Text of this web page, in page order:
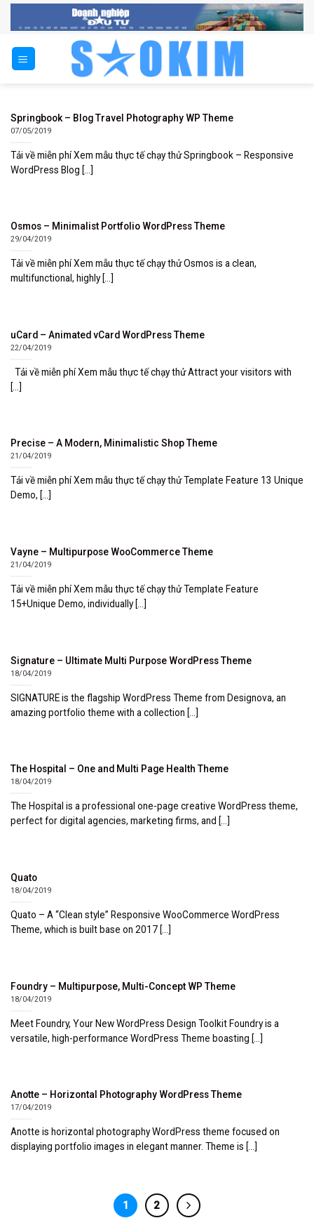
content
Springbook – Blog Travel Photography WP Theme
07/05/2019
Tải về miễn phí Xem mẫu thực tế chạy thử Springbook – Responsive
WordPress Blog [...]
Osmos – Minimalist Portfolio WordPress Theme
29/04/2019
Tải về miễn phí Xem mẫu thực tế chạy thử Osmos is a clean,
multifunctional, highly [...]
uCard – Animated vCard WordPress Theme
22/04/2019
Tải về miễn phí Xem mẫu thực tế chạy thử Attract your visitors with
[...]
Precise – A Modern, Minimalistic Shop Theme
21/04/2019
Tải về miễn phí Xem mẫu thực tế chạy thử Template Feature 13 Unique
Demo, [...]
Vayne – Multipurpose WooCommerce Theme
21/04/2019
Tải về miễn phí Xem mẫu thực tế chạy thử Template Feature
15+Unique Demo, individually [...]
Signature – Ultimate Multi Purpose WordPress Theme
18/04/2019
SIGNATURE is the flagship WordPress Theme from Designova, an
amazing portfolio theme with a collection [...]
The Hospital – One and Multi Page Health Theme
18/04/2019
The Hospital is a professional one-page creative WordPress theme,
perfect for digital agencies, marketing firms, and [...]
Quato
18/04/2019
Quato – A “Clean style” Responsive WooCommerce WordPress
Theme, which is built base on 2017 [...]
Foundry – Multipurpose, Multi-Concept WP Theme
18/04/2019
Meet Foundry, Your New WordPress Design Toolkit Foundry is a
versatile, high-performance WordPress Theme boasting [...]
Anotte – Horizontal Photography WordPress Theme
17/04/2019
Anotte is horizontal photography WordPress theme focused on
displaying portfolio images in elegant manner. Theme is [...]
1 2